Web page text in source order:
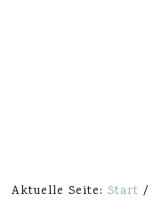
Aktuelle Seite:Start /